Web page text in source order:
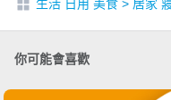
生活 日用 美食 > 居家
你可能會喜歡